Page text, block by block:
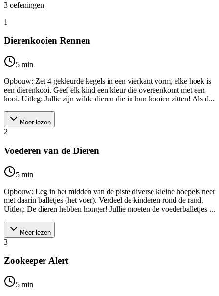
3 oefeningen
1
Dierenkooien Rennen
5 min
Opbouw: Zet 4 gekleurde kegels in een vierkant vorm, elke hoek is
een dierenkooi. Geef elk kind een kleur die overeenkomt met een
kooi. Uitleg: Jullie zijn wilde dieren die in hun kooien zitten! Als d...
Meer lezen
2
Voederen van de Dieren
5 min
Opbouw: Leg in het midden van de piste diverse kleine hoepels neer
met daarin balletjes (het voer). Verdeel de kinderen rond de rand.
Uitleg: De dieren hebben honger! Jullie moeten de voederballetjes ...
Meer lezen
3
Zookeeper Alert
5 min